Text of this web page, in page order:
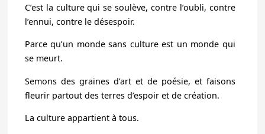
C’est la culture qui se soulève, contre l’oubli, contre
l’ennui, contre le désespoir.
Parce qu’un monde sans culture est un monde qui
se meurt.
Semons des graines d’art et de poésie, et faisons
fleurir partout des terres d’espoir et de création.
La culture appartient à tous.